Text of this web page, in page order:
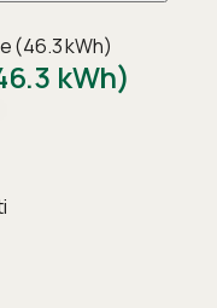
(46.3 kWh)
kWh)